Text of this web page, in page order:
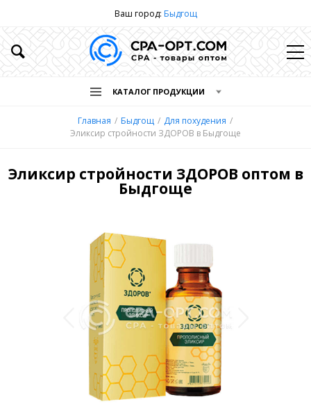
Ваш город: Быдгощ
КАТАЛОГ ПРОДУКЦИИ
Главная Быдгощ
Для похудения
Эликсир стройности ЗДОРОВ в Быдгоще
Эликсир стройности ЗДОРОВ оптом в
Быдгоще